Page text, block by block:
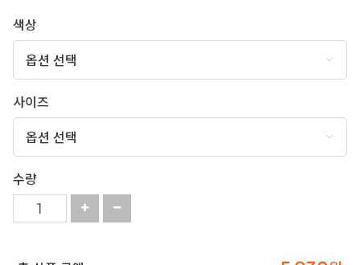
색상
사이즈
수량